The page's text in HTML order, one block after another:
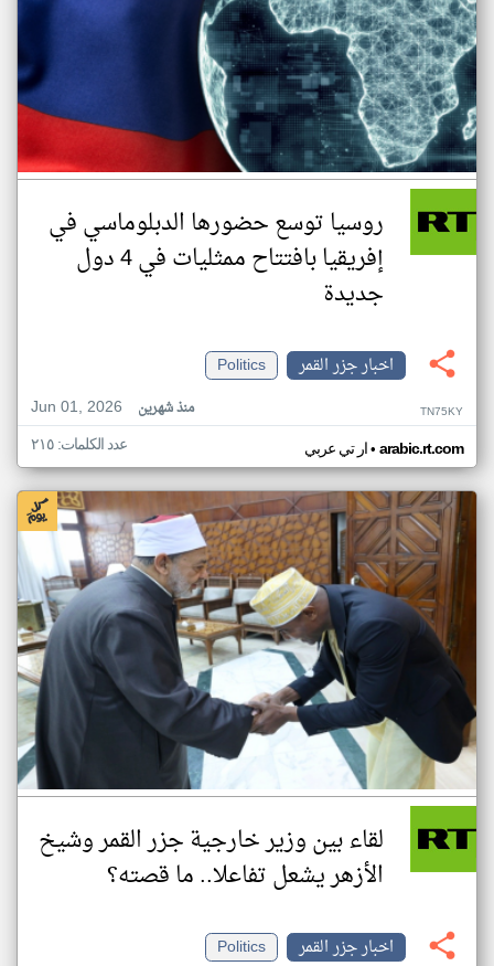
روسيا توسع حضورها الدبلوماسي في
إفريقيا بافتتاح ممثليات في 4 دول
جديدة
اخبار جزر القمر
Politics
Jun 01, 2026
منذ شهرين TN75KY
ار تي عربي• arabic.rt.com عدد الكلمات: ٢١٥
لقاء بين وزير خارجية جزر القمر وشيخ
الأزهر يشعل تفاعلا.. ما قصته؟
اخبار جزر القمر
Politics